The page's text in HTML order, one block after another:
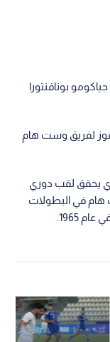
بونافنتورا
لفريق وست هام
يحقق لقب دوري
هام في البطولات
1965.